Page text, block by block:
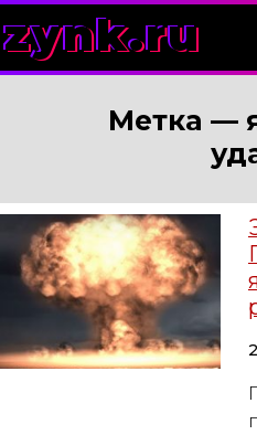
zynk.ru
Метка —